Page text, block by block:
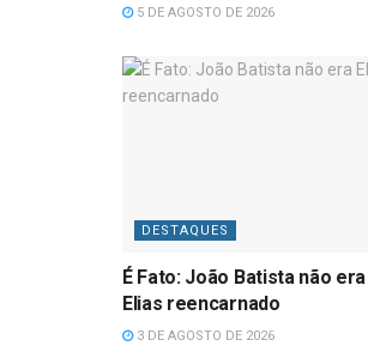
5 DE AGOSTO DE 2026
DESTAQUES
É Fato: João Batista não era
Elias reencarnado
3 DE AGOSTO DE 2026